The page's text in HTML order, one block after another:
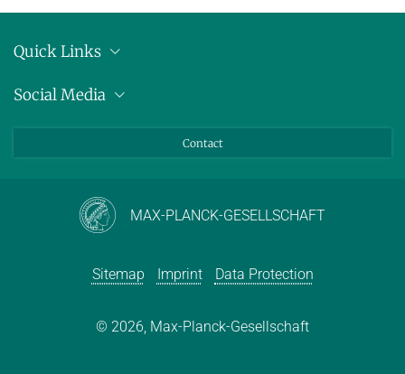
Quick Links
Press releases
Social Media
Contact
MAX-PLANCK-GESELLSCHAFT
Sitemap Imprint Data Protection
© 2026, Max-Planck-Gesellschaft